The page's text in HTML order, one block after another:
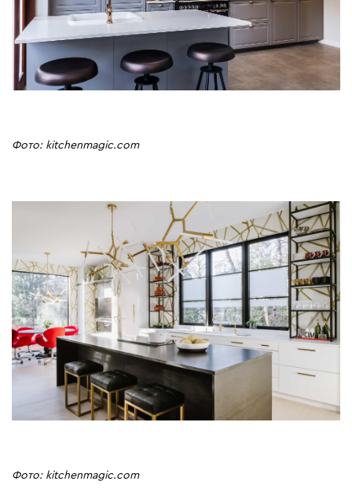
Фото: kitchenmagic.com
Фото: kitchenmagic.com